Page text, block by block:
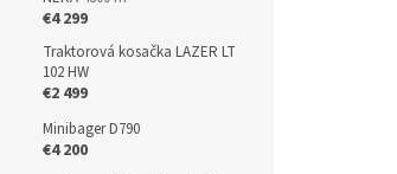
€4 299
Traktorová kosačka LAZER LT
102 HW
€2 499
Minibager D790
€4 200